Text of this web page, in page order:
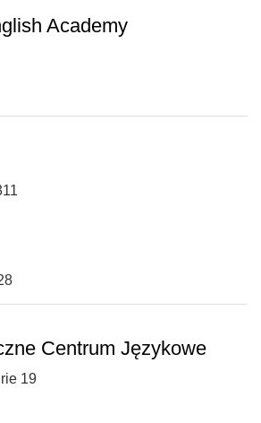
Academy
Centrum Językowe
19